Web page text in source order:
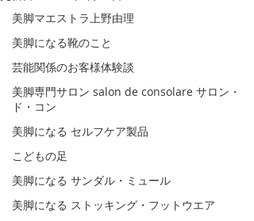
美脚マエストラ上野由理
美脚になる靴のこと
芸能関係のお客様体験談
美脚専門サロン salon de consolare サロン・
ド・コン
美脚になる セルフケア製品
こどもの足
美脚になる サンダル・ミュール
美脚になる ストッキング・フットウエア